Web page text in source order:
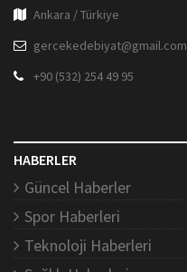
Ankara / Türkiye
gercekedebiyat@gmail.com
+90 (532) 254 49 95
HABERLER
Güncel Haberler
Spor Haberleri
Teknoloji Haberleri